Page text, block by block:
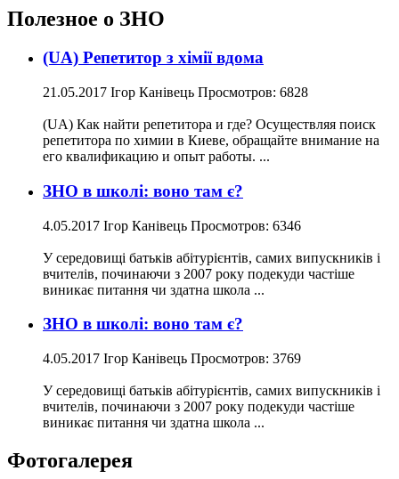
Полезное о ЗНО
(UA) Репетитор з хімії вдома
21.05.2017 Ігор Канівець Просмотров: 6828
(UA) Как найти репетитора и где? Осуществляя поиск
репетитора по химии в Киеве, обращайте внимание на
его квалификацию и опыт работы. ...
ЗНО в школі: воно там є?
4.05.2017 Ігор Канівець Просмотров: 6346
У середовищі батьків абітурієнтів, самих випускників і
вчителів, починаючи з 2007 року подекуди частіше
виникає питання чи здатна школа ...
ЗНО в школі: воно там є?
4.05.2017 Ігор Канівець Просмотров: 3769
У середовищі батьків абітурієнтів, самих випускників і
вчителів, починаючи з 2007 року подекуди частіше
виникає питання чи здатна школа ...
Фотогалерея